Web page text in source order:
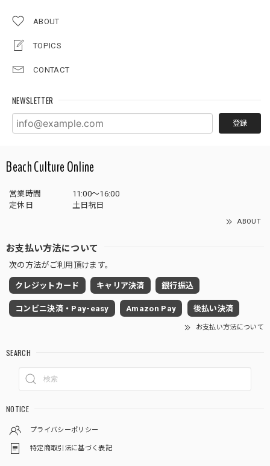
ABOUT
TOPICS
CONTACT
NEWSLETTER
登録
Beach Culture Online
営業時間
11:00～16:00
定休日
土日祝日
ABOUT
お支払い方法について
次の方法がご利用頂けます。
クレジットカード キャリア決済 銀行振込
コンビニ決済・Pay-easy Amazon Pay 後払い決済
お支払い方法について
SEARCH
NOTICE
プライバシーポリシー
特定商取引法に基づく表記